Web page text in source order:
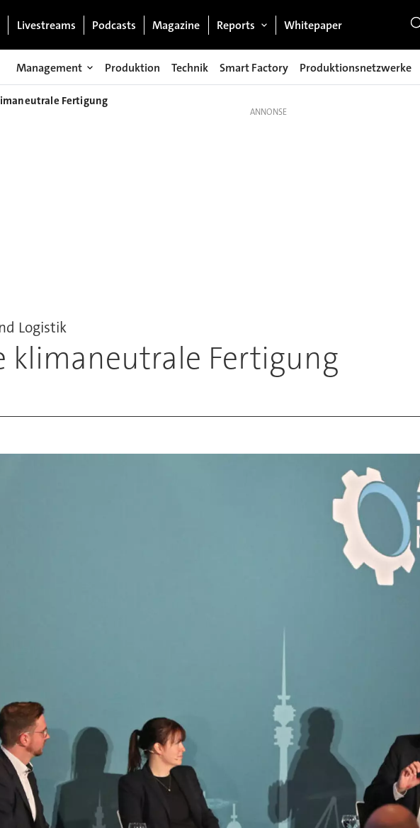
Livestreams Podcasts Magazine Reports Whitepaper
Management Produktion Technik Smart Factory Produktionsnetzwerke
Fertigung
Logistik
klimaneutrale Fertigung